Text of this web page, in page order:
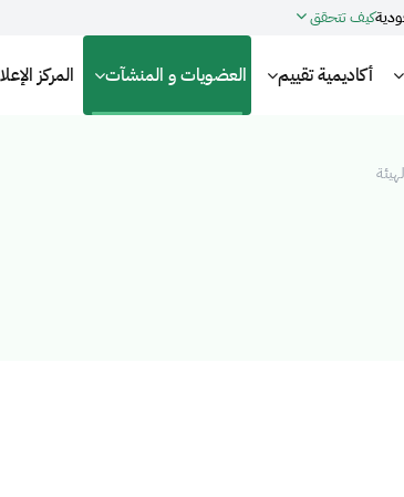
كيف تتحقق
أكاديمية تقييم العضويات و المنشآت المركز